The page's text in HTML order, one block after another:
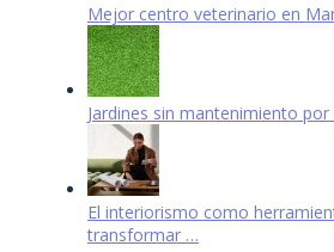
Mejor centro veterinario en
Jardines sin mantenimiento
El interiorismo como
transformar …